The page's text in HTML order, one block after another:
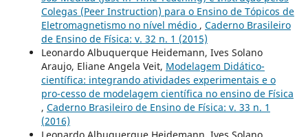
Colegas (Peer Instruction) para o Ensino de Tópicos de
Eletromagnetismo no nível médio , Caderno Brasileiro
de Ensino de Física: v. 32 n. 1 (2015)
Leonardo Albuquerque Heidemann, Ives Solano
Araujo, Eliane Angela Veit, Modelagem Didático-
científica: integrando atividades experimentais e o
pro-cesso de modelagem científica no ensino de Física
, Caderno Brasileiro de Ensino de Física: v. 33 n. 1
(2016)